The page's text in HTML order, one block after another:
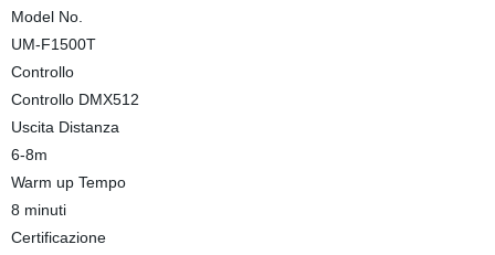
Model No.
UM-F1500T
Controllo
Controllo DMX512
Uscita Distanza
6-8m
Warm up Tempo
8 minuti
Certificazione